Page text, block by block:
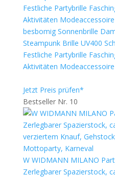
besbomig Sonnenbrille
Steampunk Brille UV400
Festliche Partybrille
Aktivitäten Modeaccessoire
Jetzt Preis prüfen*
Bestseller Nr. 10
W WIDMANN MILANO
Zerlegbarer Spazierstock,